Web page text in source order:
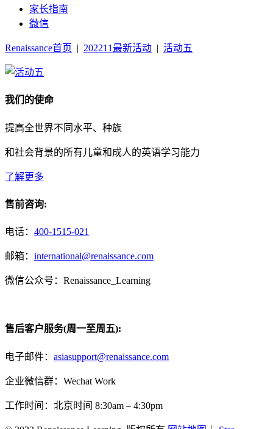
家长指南
微信
Renaissance首页 | 202211最新活动 | 活动五
我们的使命
提高全世界不同水平、种族
和社会背景的所有儿童和成人的英语学习能力
了解更多
售前咨询:
电话： 400-1515-021
邮箱： international@renaissance.com
微信公众号：Renaissance_Learning
售后客户服务(周一至周五):
电子邮件： asiasupport@renaissance.com
企业微信群：Wechat Work
工作时间：北京时间 8:30am – 4:30pm